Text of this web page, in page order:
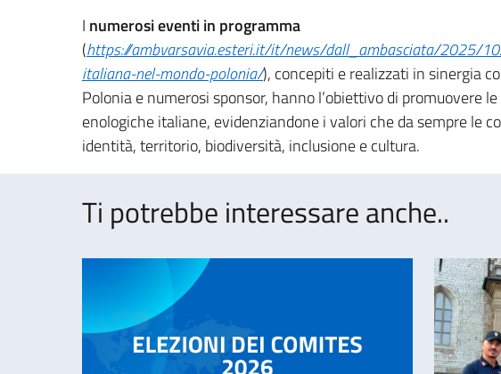
I numerosi eventi in programma
(https://ambvarsavia.esteri.it/it/news/dall_ambasciata/2025/
italiana-nel-mondo-polonia/), concepiti e realizzati in sinergia
Polonia e numerosi sponsor, hanno l’obiettivo di promuovere
enologiche italiane, evidenziandone i valori che da sempre le
identità, territorio, biodiversità, inclusione e cultura.
Ti potrebbe interessare anche..